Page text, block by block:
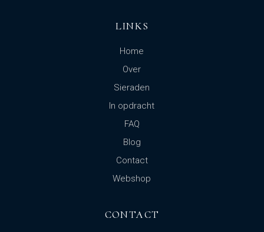
LINKS
Home
Over
Sieraden
In opdracht
FAQ
Blog
Contact
Webshop
CONTACT